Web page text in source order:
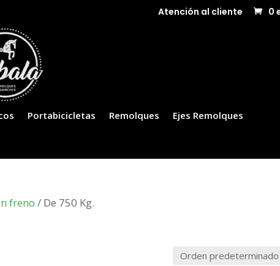
Atención al cliente 0
Portabicicletas Remolques
Ejes Remolques
freno / De 750 Kg.